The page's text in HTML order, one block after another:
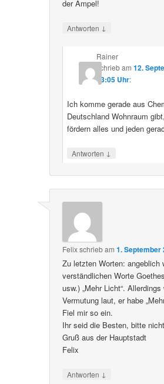
der Ampel!
Antworten ↓
Rainer
schriebam 12.
23:05 Uhr:
Ich komme gerade aus
Deutschland Wohnraum
fördern alles und jeden
Antworten ↓
Felixschriebam1. September
Zu letzten Worten: angeblich
verständlichen Worte
usw.) „Mehr Licht“.
Vermutung laut, er habe
Fiel mir so ein.
Ihr seid die Besten, bitte
Gruß aus der Hauptstadt
Felix
Antworten ↓